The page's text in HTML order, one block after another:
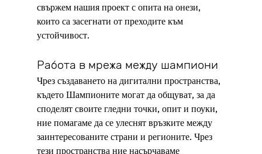
свържем нашия проект с опита на онези,
които са засегнати от преходите към
устойчивост.
Работа в мрежа между шампиони
Чрез създаването на дигитални пространства,
където Шампионите могат да общуват, за да
споделят своите гледни точки, опит и поуки,
ние помагаме да се улеснят връзките между
заинтересованите страни и регионите. Чрез
тези пространства ние насърчаваме